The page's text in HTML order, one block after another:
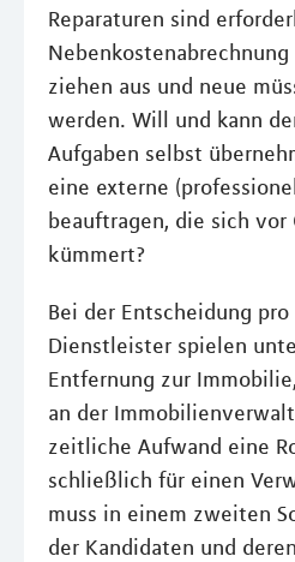
Reparaturen sind
ziehen aus und neue
werden. Will und kann
Aufgaben selbst
eine externe
beauftragen, die sich vor
kümmert?
Bei der Entscheidung
Dienstleister spielen
Entfernung zur
an der
zeitliche Aufwand eine
schließlich für einen
muss in einem zweiten
der Kandidaten und